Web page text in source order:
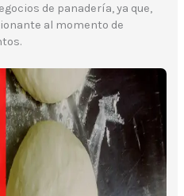
de panadería, ya que,
al momento de